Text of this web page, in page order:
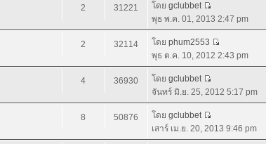
2 31221 โดย gclubbet
พุธ พ.ค. 01, 2013 2:47 pm
2 32114 โดย phum2553
พุธ ต.ค. 10, 2012 2:43 pm
4 36930 โดย gclubbet
จันทร์ มิ.ย. 25, 2012 5:17 pm
8 50876 โดย gclubbet
เสาร์ เม.ย. 20, 2013 9:46 pm